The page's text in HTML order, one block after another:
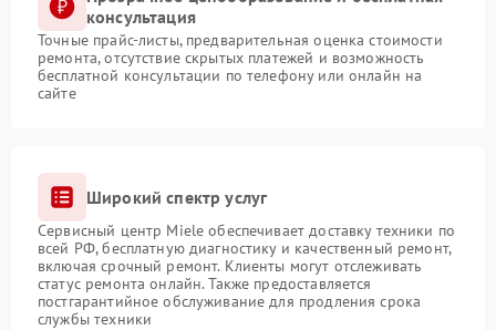
консультация
Точные прайс-листы, предварительная оценка стоимости
ремонта, отсутствие скрытых платежей и возможность
бесплатной консультации по телефону или онлайн на
сайте
Широкий спектр услуг
Сервисный центр Miele обеспечивает доставку техники по
всей РФ, бесплатную диагностику и качественный ремонт,
включая срочный ремонт. Клиенты могут отслеживать
статус ремонта онлайн. Также предоставляется
постгарантийное обслуживание для продления срока
службы техники